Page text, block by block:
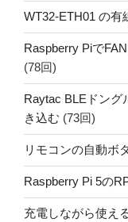
WT32-ETH01 の有
Raspberry Piで
(78回)
Raytac BLEドング
き込む (73回)
リモコンの自動ボ
Raspberry Pi 5の
充電しながら使え